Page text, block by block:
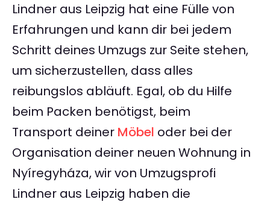
Lindner aus Leipzig hat eine Fülle von
Erfahrungen und kann dir bei jedem
Schritt deines Umzugs zur Seite stehen,
um sicherzustellen, dass alles
reibungslos abläuft. Egal, ob du Hilfe
beim Packen benötigst, beim
Transport deiner Möbel oder bei der
Organisation deiner neuen Wohnung in
Nyíregyháza, wir von Umzugsprofi
Lindner aus Leipzig haben die